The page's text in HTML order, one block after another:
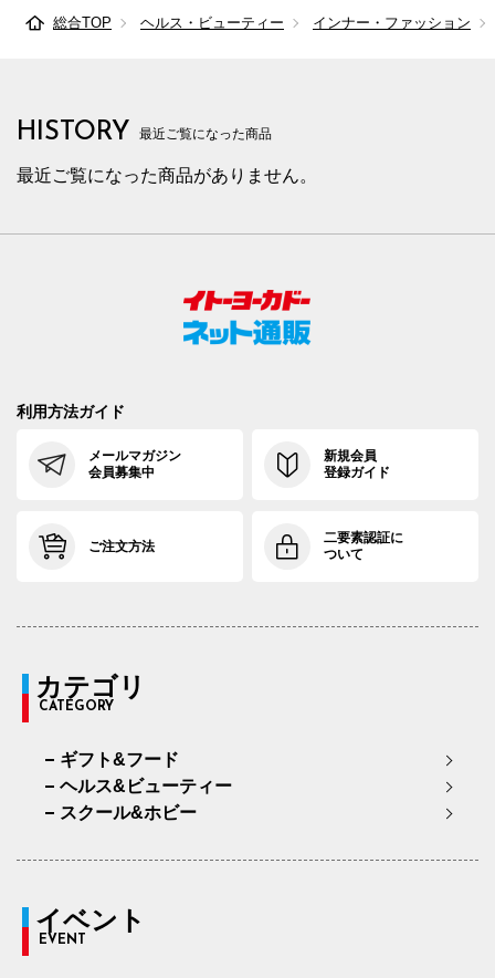
総合TOP ヘルス・ビューティー インナー・ファッション
HISTORY 最近ご覧になった商品
最近ご覧になった商品がありません。
利用方法ガイド
メールマガジン
会員募集中
新規会員
登録ガイド
ご注文方法
二要素認証に
ついて
カテゴリ
CATEGORY
ギフト&フード
ヘルス&ビューティー
スクール&ホビー
イベント
EVENT